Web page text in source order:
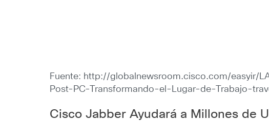
Fuente: http://globalnewsroom.cisco.com/easyir/
Post-PC-Transformando-el-Lugar-de-Trabajo-
Cisco Jabber Ayudará a Millones de